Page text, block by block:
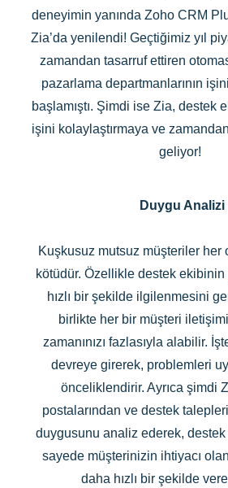
deneyimin yanında Zoho CRM
Zia’da yenilendi! Geçtiğimiz yıl
zamandan tasarruf ettiren
pazarlama departmanlarının
başlamıştı. Şimdi ise Zia, destek
işini kolaylaştırmaya ve
geliyor!
Duygu Analizi
Kuşkusuz mutsuz müşteriler her
kötüdür. Özellikle destek
hızlı bir şekilde ilgilenmesini
birlikte her bir müşteri
zamanınızı fazlasıyla alabilir.
devreye girerek, problemleri
önceliklendirir. Ayrıca şimdi
postalarından ve destek
duygusunu analiz ederek,
sayede müşterinizin ihtiyacı
daha hızlı bir şekilde